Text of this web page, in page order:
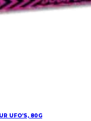
UFO’S, 80G